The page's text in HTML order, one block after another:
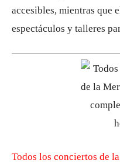
accesibles, mientras que
espectáculos y talleres
Todos los conciertos de